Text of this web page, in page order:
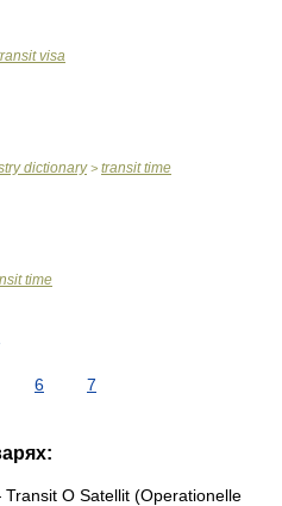
visa
dictionary> transit time
time
6 7
O Satellit (Operationelle